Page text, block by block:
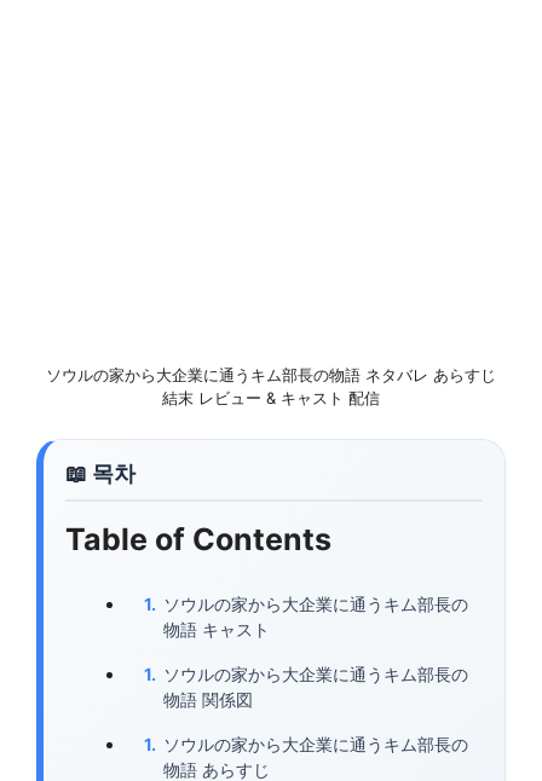
ソウルの家から大企業に通うキム部長の物語 ネタバレ あらすじ
結末 レビュー & キャスト 配信
Table of Contents
ソウルの家から大企業に通うキム部長の
物語 キャスト
ソウルの家から大企業に通うキム部長の
物語 関係図
ソウルの家から大企業に通うキム部長の
物語 あらすじ